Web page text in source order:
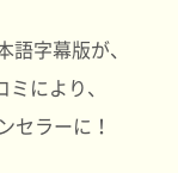
字幕版が、
により、
セラーに！